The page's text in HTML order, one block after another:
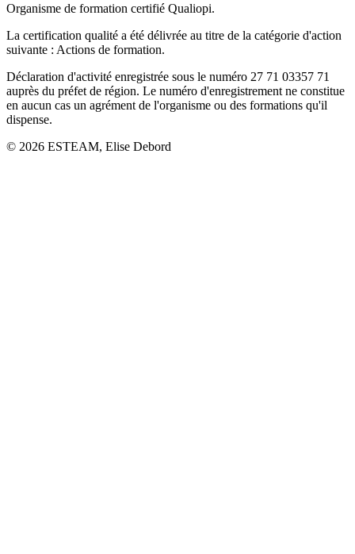
Organisme de formation certifié Qualiopi.
La certification qualité a été délivrée au titre de la catégorie d'action
suivante : Actions de formation.
Déclaration d'activité enregistrée sous le numéro 27 71 03357 71
auprès du préfet de région. Le numéro d'enregistrement ne constitue
en aucun cas un agrément de l'organisme ou des formations qu'il
dispense.
© 2026 ESTEAM, Elise Debord